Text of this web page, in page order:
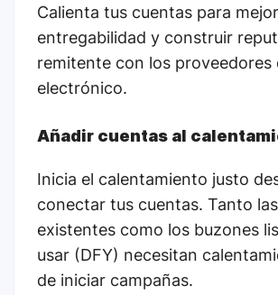
Calienta tus cuentas para
entregabilidad y construir
remitente con los proveedores
electrónico.
Añadir cuentas al
Inicia el calentamiento justo
conectar tus cuentas. Tanto
existentes como los buzones
usar (DFY) necesitan
de iniciar campañas.